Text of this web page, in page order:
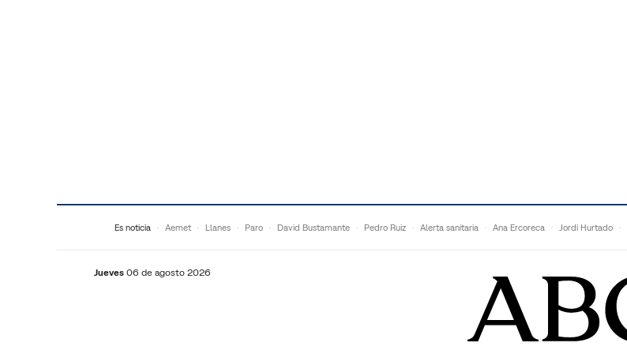
Es noticia Aemet Llanes Paro David Bustamante Pedro Ruiz Alerta sanitaria Ana Ercoreca Jordi Hurtado
Jueves 06 de agosto 2026